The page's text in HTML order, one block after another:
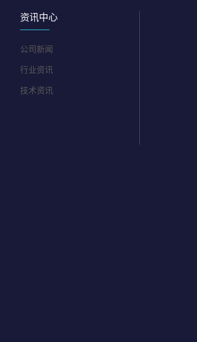
资讯中心
公司新闻
行业资讯
技术资讯